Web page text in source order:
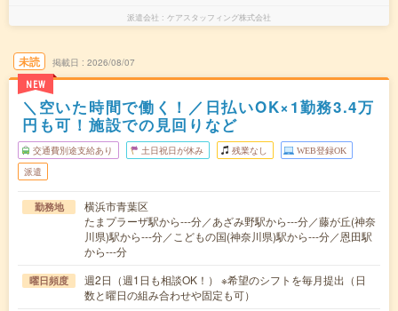
派遣会社 ケアスタッフィング株式会社
未読
NEW
掲載日 2026/08/07
＼空いた時間で働く！／日払いOK×1勤務3.4万
円も可！施設での見回りなど
交通費別途支給あり 土日祝日が休み 残業なし WEB登録OK
派遣
勤務地
横浜市青葉区
たまプラーザ駅から---分／あざみ野駅から---分／藤が丘(神奈
川県)駅から---分／こどもの国(神奈川県)駅から---分／恩田駅
から---分
曜日頻度
週2日（週1日も相談OK！） ※希望のシフトを毎月提出（日
数と曜日の組み合わせや固定も可）